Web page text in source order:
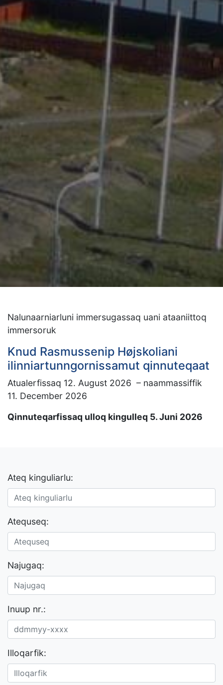
Nalunaarniarluni immersugassaq uani ataaniittoq
immersoruk
Knud Rasmussenip Højskoliani
ilinniartunngornissamut qinnuteqaat
Atualerfissaq 12. August 2026 – naammassiffik
11. December 2026
Qinnuteqarfissaq ulloq kingulleq 5. Juni 2026
Ateq kinguliarlu:
Atequseq:
Najugaq:
Inuup nr.:
Illoqarfik: